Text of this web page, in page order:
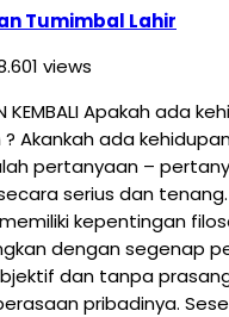
Tumimbal Lahir
views
KEMBALI Apakah ada
Akankah ada
pertanyaan –
serius dan
kepentingan
dengan segenap
dan tanpa
pribadinya.